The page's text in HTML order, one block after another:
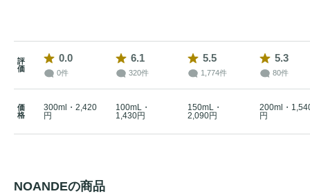
評
価
0.0
0件
6.1
320件
5.5
1,774件
5.3
80件
価
格
300ml・2,420
円
100mL・
1,430円
150mL・
2,090円
200ml・
円
NOANDEの商品